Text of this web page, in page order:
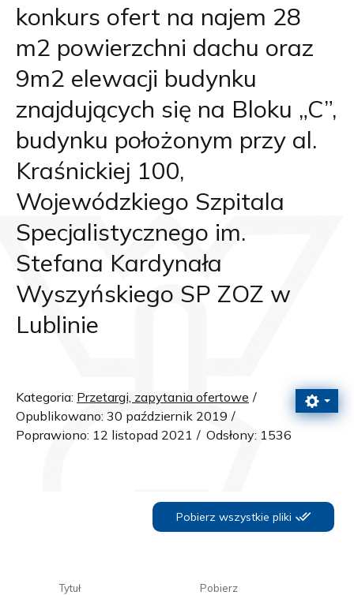
konkurs ofert na najem 28
m2 powierzchni dachu oraz
9m2 elewacji budynku
znajdujących się na Bloku „C”,
budynku położonym przy al.
Kraśnickiej 100,
Wojewódzkiego Szpitala
Specjalistycznego im.
Stefana Kardynała
Wyszyńskiego SP ZOZ w
Lublinie
Kategoria: Przetargi, zapytania ofertowe
Opublikowano: 30 październik 2019
Poprawiono: 12 listopad 2021
Odsłony: 1536
Pobierz wszystkie pliki
Tytuł Pobierz